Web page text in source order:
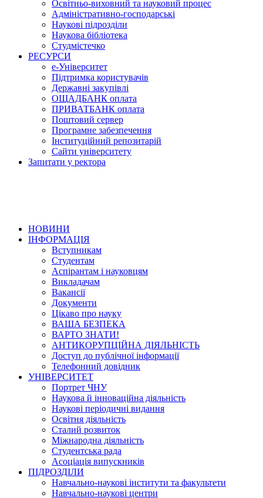
Освітньо-виховний та науковий процес
Адміністративно-господарські
Наукові підрозділи
Наукова бібліотека
Студмістечко
РЕСУРСИ
е-Університет
Підтримка користувачів
Державні закупівлі
ОЩАДБАНК оплата
ПРИВАТБАНК оплата
Поштовий сервер
Програмне забезпечення
Інституційний репозитарій
Сайти університету
Запитати у ректора
НОВИНИ
ІНФОРМАЦІЯ
Вступникам
Студентам
Аспірантам і науковцям
Викладачам
Вакансії
Документи
Цікаво про науку
ВАША БЕЗПЕКА
ВАРТО ЗНАТИ!
АНТИКОРУПЦІЙНА ДІЯЛЬНІСТЬ
Доступ до публічної інформації
Телефонний довідник
УНІВЕРСИТЕТ
Портрет ЧНУ
Наукова й інноваційна діяльність
Наукові періодичні видання
Освітня діяльність
Сталий розвиток
Міжнародна діяльність
Студентська рада
Асоціація випускників
ПІДРОЗДІЛИ
Навчально-наукові інститути та факультети
Навчально-наукові центри